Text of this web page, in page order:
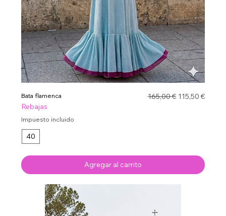
Bata flamenca Precio
165,00 € Precio de
115,50 €
Rebajas
Impuesto incluido
40
Agregar al carrito